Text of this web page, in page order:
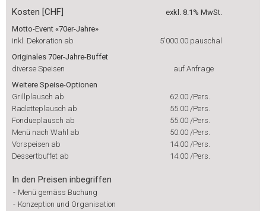
Kosten [CHF]
exkl. 8.1% MwSt.
Motto-Event «70er-Jahre»
inkl. Dekoration ab
5'000.00 pauschal
Originales 70er-Jahre-Buffet
diverse Speisen
auf Anfrage
Weitere Speise-Optionen
Grillplausch ab
62.00 /Pers.
Racletteplausch ab
55.00 /Pers.
Fondueplausch ab
55.00 /Pers.
Menü nach Wahl ab
50.00 /Pers.
Vorspeisen ab
14.00 /Pers.
Dessertbuffet ab
14.00 /Pers.
In den Preisen inbegriffen
- Menü gemäss Buchung
- Konzeption und Organisation